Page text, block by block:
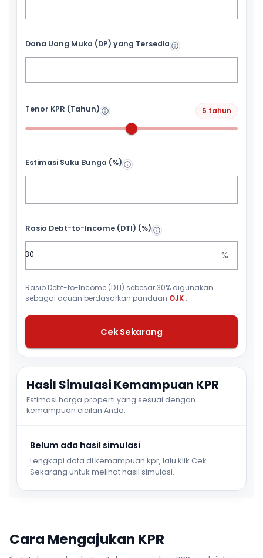
Dana Uang Muka (DP) yang Tersedia
Tenor KPR (Tahun) 5 tahun
Estimasi Suku Bunga (%)
Rasio Debt-to-Income (DTI) (%)
%
Rasio Debt-to-Income (DTI) sebesar 30% digunakan
sebagai acuan berdasarkan panduan OJK .
Cek Sekarang
Hasil Simulasi Kemampuan KPR
Estimasi harga properti yang sesuai dengan
kemampuan cicilan Anda.
Belum ada hasil simulasi
Lengkapi data di kemampuan kpr, lalu klik Cek
Sekarang untuk melihat hasil simulasi.
Cara Mengajukan KPR